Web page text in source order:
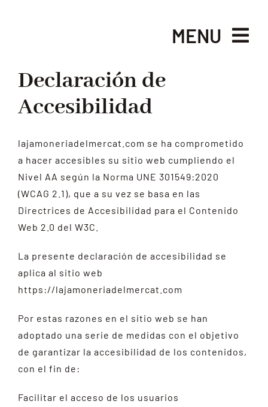
MENU
INICIO
LA EXPERIENCIA
CARTA
Declaración de
Accesibilidad
lajamoneriadelmercat.com se ha comprometido
a hacer accesibles su sitio web cumpliendo el
Nivel AA según la Norma UNE 301549:2020
(WCAG 2.1), que a su vez se basa en las
Directrices de Accesibilidad para el Contenido
Web 2.0 del W3C.
La presente declaración de accesibilidad se
aplica al sitio web
https://lajamoneriadelmercat.com
Por estas razones en el sitio web se han
adoptado una serie de medidas con el objetivo
de garantizar la accesibilidad de los contenidos,
con el fin de:
Facilitar el acceso de los usuarios